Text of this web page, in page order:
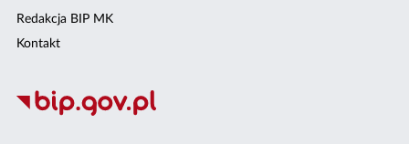
Redakcja BIP MK
Kontakt